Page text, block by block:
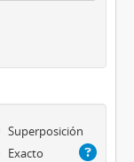
Superposición
Exacto